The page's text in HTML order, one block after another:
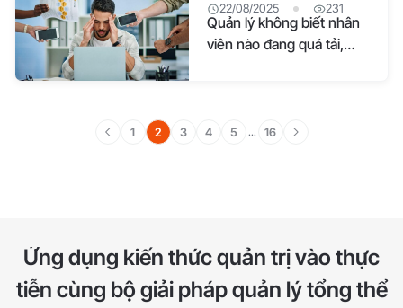
22/08/2025 231
Quản lý không biết nhân
viên nào đang quá tải,
1 2 3 4 5 ... 16
Ứng dụng kiến thức quản trị vào thực
tiễn cùng bộ giải pháp quản lý tổng thể